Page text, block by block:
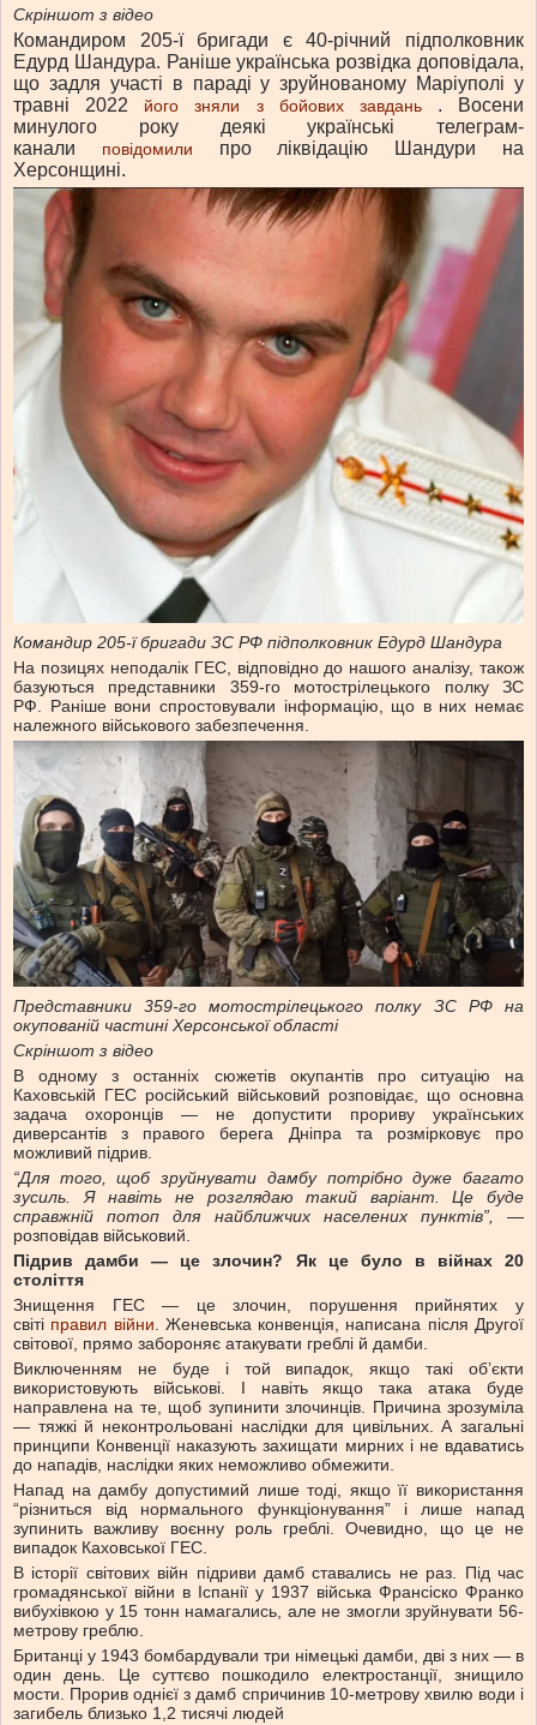
Скріншот з відео
Командиром 205-ї бригади є 40-річний підполковник
Едурд Шандура. Раніше українська розвідка доповідала,
що задля участі в параді у зруйнованому Маріуполі у
травні 2022 його зняли з бойових завдань . Восени
минулого року деякі українські телеграм-
канали
повідомили про ліквідацію Шандури на
Херсонщині.
Командир 205-ї бригади ЗС РФ підполковник Едурд Шандура
На позицях неподалік ГЕС, відповідно до нашого аналізу, також
базуються представники 359-го мотострілецького полку ЗС
РФ. Раніше вони спростовували інформацію, що в них немає
належного військового забезпечення.
Представники 359-го мотострілецького полку ЗС РФ на
окупованій частині Херсонської області
Скріншот з відео
В одному з останніх сюжетів окупантів про ситуацію на
Каховській ГЕС російський військовий розповідає, що основна
задача охоронців — не допустити прориву українських
диверсантів з правого берега Дніпра та розмірковує про
можливий підрив.
“Для того, щоб зруйнувати дамбу потрібно дуже багато
зусиль. Я навіть не розглядаю такий варіант. Це буде
справжній потоп для найближчих населених пунктів”,
—
розповідав військовий.
Підрив дамби — це злочин? Як це було в війнах 20
століття
Знищення ГЕС — це злочин, порушення прийнятих у
світі правил війни . Женевська конвенція, написана після Другої
світової, прямо забороняє атакувати греблі й дамби.
Виключенням не буде і той випадок, якщо такі об’єкти
використовують військові. І навіть якщо така атака буде
направлена на те, щоб зупинити злочинців. Причина зрозуміла
— тяжкі й неконтрольовані наслідки для цивільних. А загальні
принципи Конвенції наказують захищати мирних і не вдаватись
до нападів, наслідки яких неможливо обмежити.
Напад на дамбу допустимий лише тоді, якщо її використання
“різниться від нормального функціонування” і лише напад
зупинить важливу воєнну роль греблі. Очевидно, що це не
випадок Каховської ГЕС.
В історії світових війн підриви дамб ставались не раз. Під час
громадянської війни в Іспанії у 1937 війська Франсіско Франко
вибухівкою у 15 тонн намагались, але не змогли зруйнувати 56-
метрову греблю.
Британці у 1943 бомбардували три німецькі дамби, дві з них — в
один день. Це суттєво пошкодило електростанції, знищило
мости. Прорив однієї з дамб спричинив 10-метрову хвилю води і
загибель близько 1,2 тисячі людей